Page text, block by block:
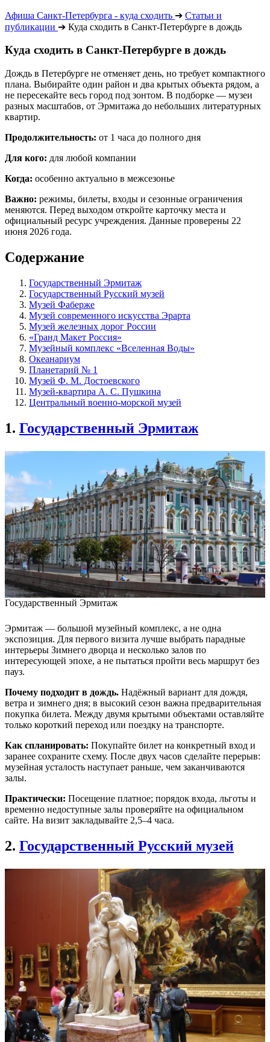
Афиша Санкт-Петербурга - куда сходить ➔ Статьи и
публикации ➔ Куда сходить в Санкт-Петербурге в дождь
Куда сходить в Санкт-Петербурге в дождь
Дождь в Петербурге не отменяет день, но требует компактного
плана. Выбирайте один район и два крытых объекта рядом, а
не пересекайте весь город под зонтом. В подборке — музеи
разных масштабов, от Эрмитажа до небольших литературных
квартир.
Продолжительность: от 1 часа до полного дня
Для кого: для любой компании
Когда: особенно актуально в межсезонье
Важно: режимы, билеты, входы и сезонные ограничения
меняются. Перед выходом откройте карточку места и
официальный ресурс учреждения. Данные проверены 22
июня 2026 года.
Содержание
Государственный Эрмитаж
Государственный Русский музей
Музей Фаберже
Музей современного искусства Эрарта
Музей железных дорог России
«Гранд Макет Россия»
Музейный комплекс «Вселенная Воды»
Океанариум
Планетарий № 1
Музей Ф. М. Достоевского
Музей-квартира А. С. Пушкина
Центральный военно-морской музей
1. Государственный Эрмитаж
Государственный Эрмитаж
Эрмитаж — большой музейный комплекс, а не одна
экспозиция. Для первого визита лучше выбрать парадные
интерьеры Зимнего дворца и несколько залов по
интересующей эпохе, а не пытаться пройти весь маршрут без
пауз.
Почему подходит в дождь. Надёжный вариант для дождя,
ветра и зимнего дня; в высокий сезон важна предварительная
покупка билета. Между двумя крытыми объектами оставляйте
только короткий переход или поездку на транспорте.
Как спланировать: Покупайте билет на конкретный вход и
заранее сохраните схему. После двух часов сделайте перерыв:
музейная усталость наступает раньше, чем заканчиваются
залы.
Практически: Посещение платное; порядок входа, льготы и
временно недоступные залы проверяйте на официальном
сайте. На визит закладывайте 2,5–4 часа.
2. Государственный Русский музей